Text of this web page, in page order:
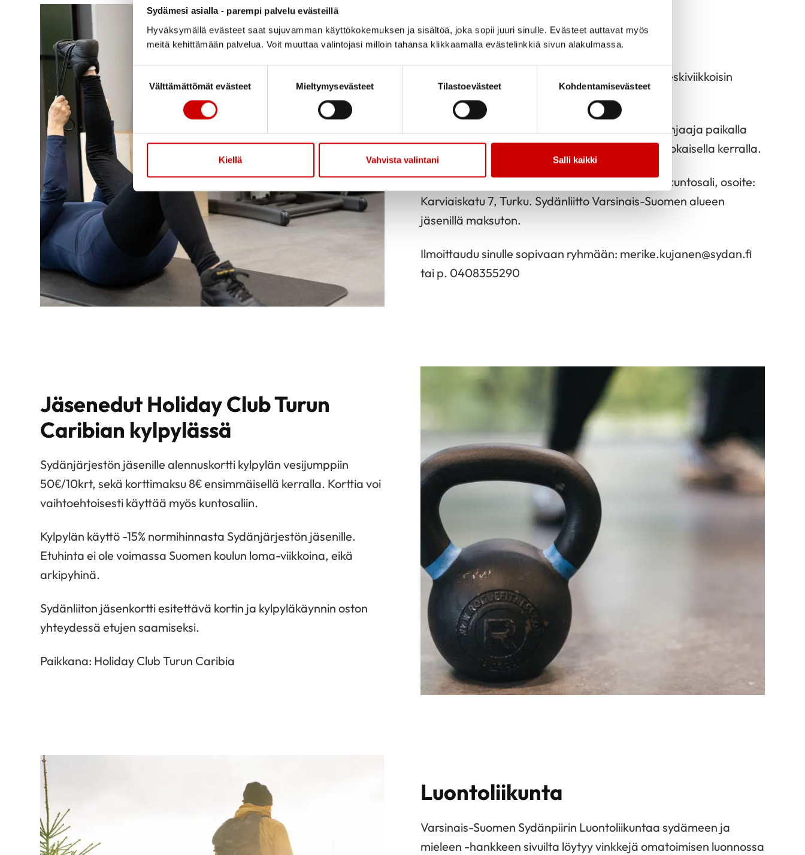
Sydämesi asialla - parempi palvelu evästeillä
Hyväksymällä evästeet saat sujuvamman käyttökokemuksen ja sisältöä, joka sopii juuri sinulle. Evästeet auttavat myös
meitä kehittämään palvelua. Voit muuttaa valintojasi milloin tahansa klikkaamalla evästelinkkiä sivun alakulmassa.
Välttämättömät evästeet
Mieltymysevästeet Tilastoevästeet Kohdentamisevästeet
Kiellä Vahvista valintani Salli kaikki
Kuntosaliharjoittelua
Ohjattua ja omatoimista kuntosaliharjoittelua keskiviikkoisin
Ryhmät klo 15-16, 16-17 ja työikäisille klo 17-18. Ohjaaja paikalla
kerran kuukaudessa ja vertaisohjaajia paikalla jokaisella kerralla.
Paikka: Lehmusvalkaman hyvinvointikeskuksen kuntosali, osoite:
Karviaiskatu 7, Turku. Sydänliitto Varsinais-Suomen alueen
jäsenillä maksuton.
Ilmoittaudu sinulle sopivaan ryhmään: merike.kujanen@sydan.fi
tai p. 0408355290
Jäsenedut Holiday Club Turun
Caribian kylpylässä
Sydänjärjestön jäsenille alennuskortti kylpylän vesijumppiin
50€/10krt, sekä korttimaksu 8€ ensimmäisellä kerralla. Korttia voi
vaihtoehtoisesti käyttää myös kuntosaliin.
Kylpylän käyttö -15% normihinnasta Sydänjärjestön jäsenille.
Etuhinta ei ole voimassa Suomen koulun loma-viikkoina, eikä
arkipyhinä.
Sydänliiton jäsenkortti esitettävä kortin ja kylpyläkäynnin oston
yhteydessä etujen saamiseksi.
Paikkana: Holiday Club Turun Caribia
Luontoliikunta
Varsinais-Suomen Sydänpiirin Luontoliikuntaa sydämeen ja
mieleen -hankkeen sivuilta löytyy vinkkejä omatoimisen luonnossa